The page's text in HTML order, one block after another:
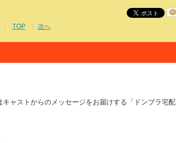
TOP 次へ
ャストからのメッセージをお届けする「ドンブラ宅配